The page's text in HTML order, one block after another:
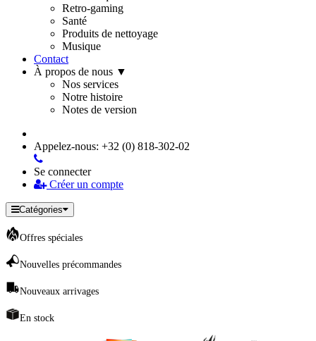
Retro-gaming
Santé
Produits de nettoyage
Musique
Contact
À propos de nous ▼
Nos services
Notre histoire
Notes de version
Appelez-nous: +32 (0) 818-302-02
Se connecter
Créer un compte
Catégories
Offres spéciales
Nouvelles précommandes
Nouveaux arrivages
En stock